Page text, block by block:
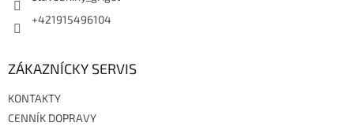
+421915496104
ZÁKAZNÍCKY SERVIS
KONTAKTY
CENNÍK DOPRAVY